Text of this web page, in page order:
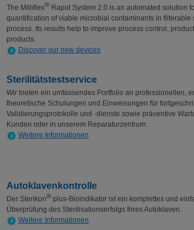
The Milliflex® Rapid System 2.0 is an automated solution
quantification of viable microbial contaminants in
process. Its results help to improve process control,
products.
Discover our new devices
Sterilitätstestservice
Wir bieten ein umfassendes Portfolio an professionellen,
theoretische Schulungen und Einweisungen für
Validierungsprotokolle und -dienste sowie präventive
Kunden oder in unserem Reparaturzentrum.
Weitere Informationen
Autoklavenkontrolle
Der Sterikon® plus-Bioindikator ist ein komplettes und
Überprüfung des Sterilisationserfolgs Ihres Autoklaven.
Weitere Informationen